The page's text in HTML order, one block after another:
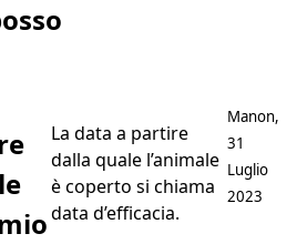
La data a partire
dalla quale l’animale
è coperto si chiama
data d’efficacia.
Postato da
Manon,
31
Luglio
2023